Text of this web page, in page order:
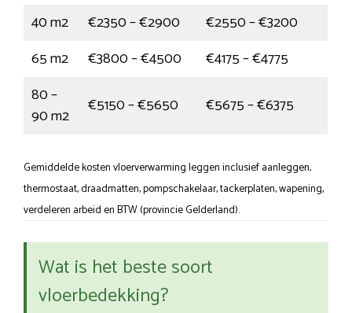
40 m2
€2350 – €2900
€2550 – €3200
65 m2
€3800 – €4500
€4175 – €4775
80 –
90 m2
€5150 – €5650 €5675 – €6375
Gemiddelde kosten vloerverwarming leggen inclusief aanleggen,
thermostaat, draadmatten, pompschakelaar, tackerplaten, wapening,
verdeleren arbeid en BTW (provincie Gelderland).
Wat is het beste soort
vloerbedekking?